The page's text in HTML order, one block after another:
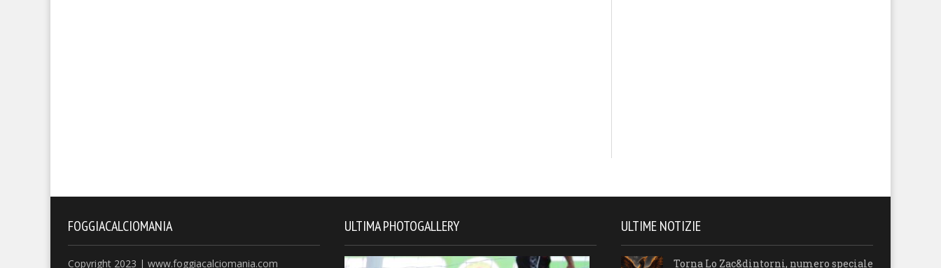
FOGGIACALCIOMANIA
Copyright 2023 | www.foggiacalciomania.com
ULTIMA PHOTOGALLERY ULTIME NOTIZIE
Torna Lo Zac&dintorni, numero speciale